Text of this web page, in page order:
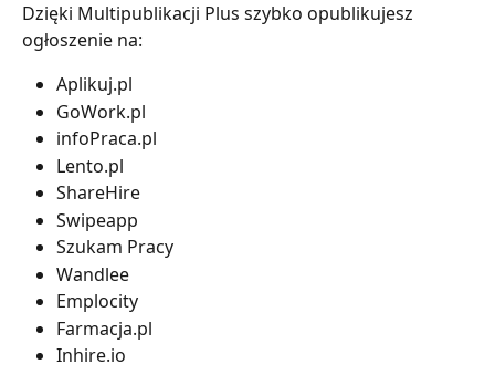
Dzięki Multipublikacji Plus szybko opublikujesz
ogłoszenie na:
Aplikuj.pl
GoWork.pl
infoPraca.pl
Lento.pl
ShareHire
Swipeapp
Szukam Pracy
Wandlee
Emplocity
Farmacja.pl
Inhire.io